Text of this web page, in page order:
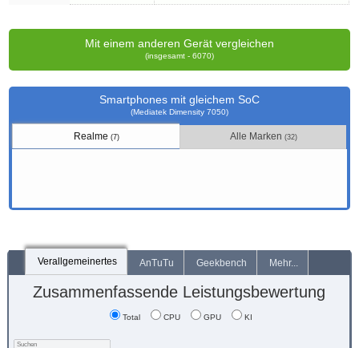
Mit einem anderen Gerät vergleichen
(insgesamt - 6070)
Smartphones mit gleichem SoC
(Mediatek Dimensity 7050)
Realme (7) Alle Marken (32)
Verallgemeinertes AnTuTu Geekbench Mehr...
Zusammenfassende Leistungsbewertung
Total CPU GPU KI